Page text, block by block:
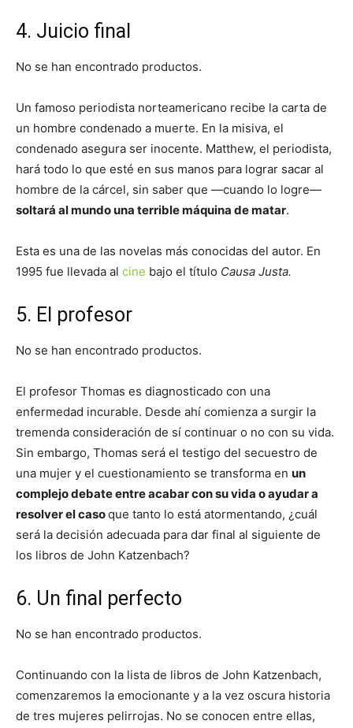
4. Juicio final
No se han encontrado productos.
Un famoso periodista norteamericano recibe la carta de
un hombre condenado a muerte. En la misiva, el
condenado asegura ser inocente. Matthew, el periodista,
hará todo lo que esté en sus manos para lograr sacar al
hombre de la cárcel, sin saber que —cuando lo logre—
soltará al mundo una terrible máquina de matar.
Esta es una de las novelas más conocidas del autor. En
1995 fue llevada al cine bajo el título Causa Justa.
5. El profesor
No se han encontrado productos.
El profesor Thomas es diagnosticado con una
enfermedad incurable. Desde ahí comienza a surgir la
tremenda consideración de sí continuar o no con su vida.
Sin embargo, Thomas será el testigo del secuestro de
una mujer y el cuestionamiento se transforma en un
complejo debate entre acabar con su vida o ayudar a
resolver el casoque tanto lo está atormentando, ¿cuál
será la decisión adecuada para dar final al siguiente de
los libros de John Katzenbach?
6. Un final perfecto
No se han encontrado productos.
Continuando con la lista de libros de John Katzenbach,
comenzaremos la emocionante y a la vez oscura historia
de tres mujeres pelirrojas. No se conocen entre ellas,